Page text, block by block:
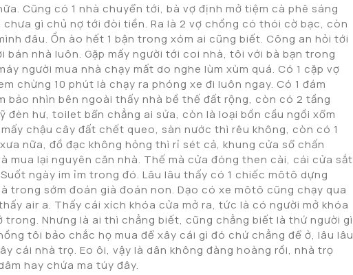
Cũng có 1 nhà chuyển tới, bà vợ định mở tiệm cà phê sáng
gì chủ nợ tới đòi tiền. Ra là 2 vợ chồng có thói cờ bạc, còn
đâu. Ồn ào hết 1 bận trong xóm ai cũng biết. Công an hỏi tới
bán nhà luôn. Gặp mấy người tới coi nhà, tôi với bà bạn trong
người mua nhà chạy mất do nghe lùm xùm quá. Có 1 cặp vợ
chừng 10 phút là chạy ra phóng xe đi luôn ngay. Có 1 đám
bảo nhìn bên ngoài thấy nhà bề thế đất rộng, còn có 2 tầng
đèn hư, toilet bẩn chẳng ai sửa, còn là loại bồn cầu ngồi xổm
chậu cây đất chết queo, sàn nước thì rêu không, còn có 1
nữa, đồ đạc không hỏng thì rỉ sét cả, khung cửa sổ chấn
mua lại nguyên căn nhà. Thế mà cửa đóng then cài, cái cửa sắt
ngày im ỉm trong đó. Lâu lâu thấy có 1 chiếc môtô dựng
trong sớm đoán già đoán non. Dạo có xe môtô cũng chạy qua
air a. Thấy cái xích khóa cửa mở ra, tức là có người mở khóa
trong. Nhưng là ai thì chẳng biết, cũng chẳng biết là thứ người gì
tôi bảo chắc họ mua để xây cái gì đó chứ chẳng để ở, lâu lâu
cái nhà trọ. Eo ôi, vậy là dân không đàng hoàng rồi, nhà trọ
hay chứa ma túy đây.